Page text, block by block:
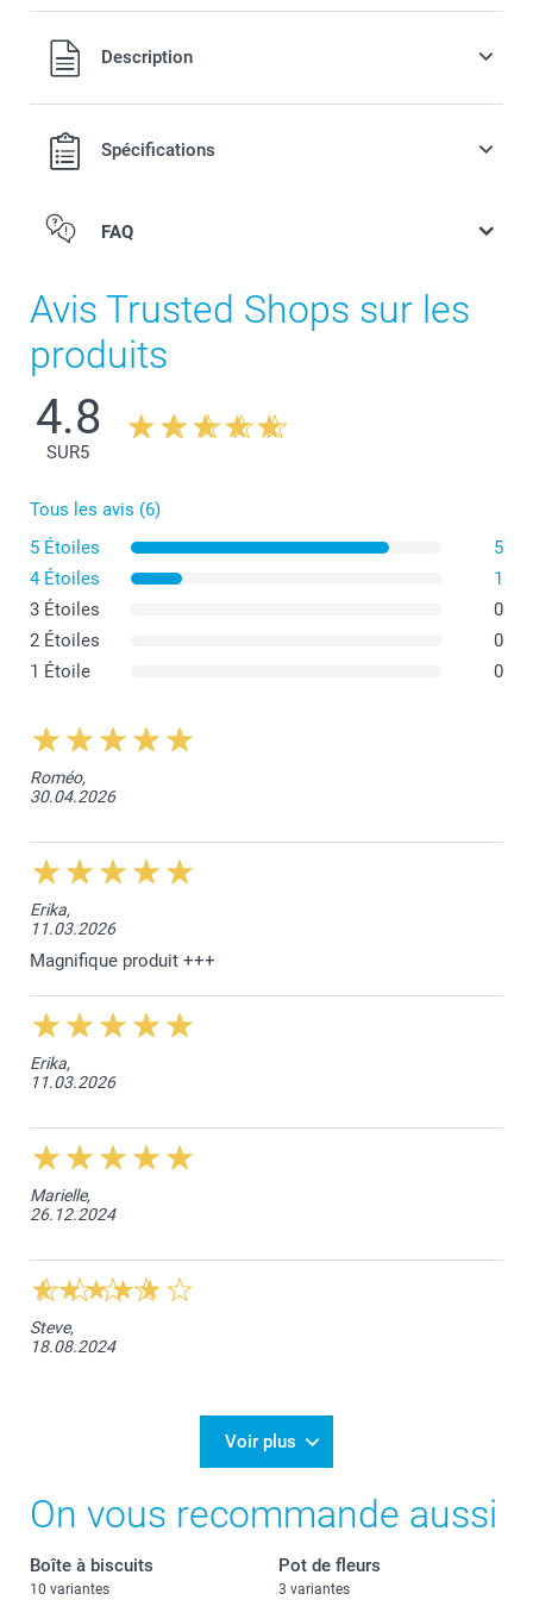
Tous les prix sont en francs suisses (CHF), TVA incluse et
hors frais de port.
Description
Spécifications
Verre translucide givré (Petit & Grand)
Couvercle en bambou (Grand)
Bande élastique pour une fermeture hermétique (Grand
modèle)
FAQ
Avis Trusted Shops sur les
produits
4.8
SUR5
Tous les avis (6)
5 Étoiles
5
4 Étoiles
1
3 Étoiles
0
2 Étoiles
0
1 Étoile
0
Roméo,
30.04.2026
Erika,
11.03.2026
Magnifique produit +++
Erika,
11.03.2026
Marielle,
26.12.2024
Steve,
18.08.2024
Voir plus
On vous recommande aussi
Boîte à biscuits
10 variantes
Pot de fleurs
3 variantes